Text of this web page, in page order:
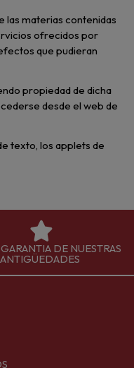
las materias contenidas
ofrecidos por
que pudieran
propiedad de dicha
desde el web de
texto, los applets de
DE NUESTRAS
ANTIGÜEDADES